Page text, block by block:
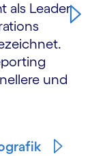
als Leader
und